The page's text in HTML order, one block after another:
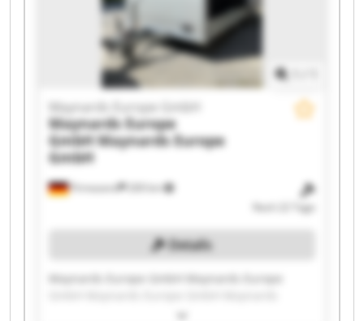
Pirmasens 269 km
Maynards Europe GmbH
Maynards Europe
GmbHMaynards Europe
GmbH
Noch 22 Tage
Details
Maynards Europe GmbH Maynards Europe
Europe GmbH Maynards Europe GmbH